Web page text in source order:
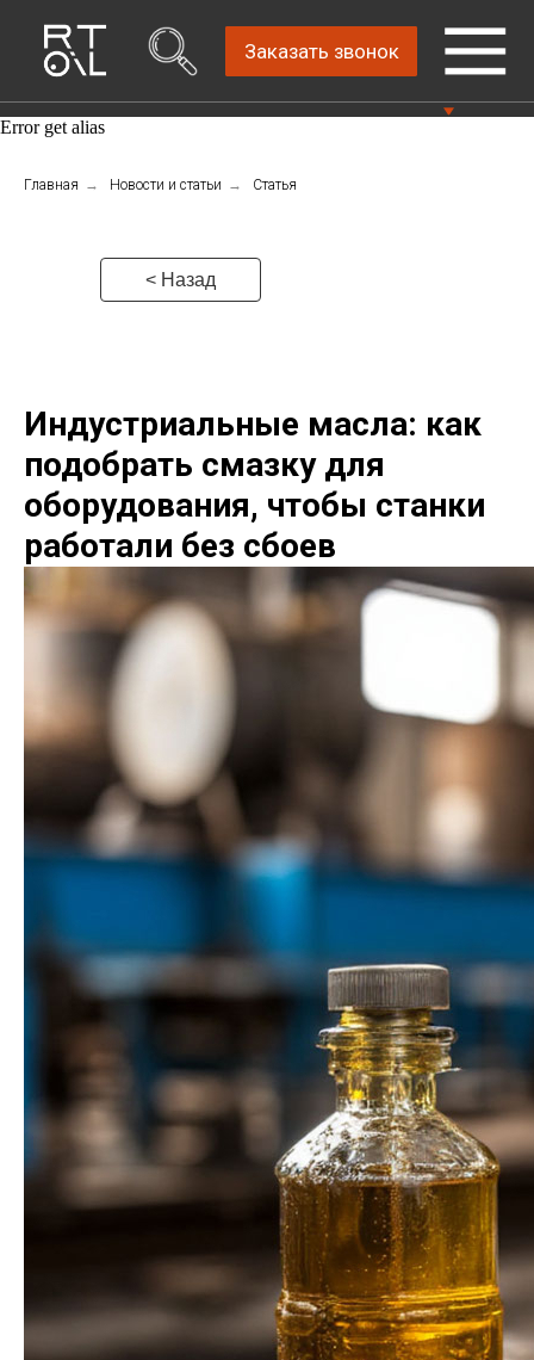
автомобильных масел
Консультации Пн-Пт: 9.00-18.00
Заказать звонок
Error get alias
Главная → Новости и статьи → Статья
< Назад
Индустриальные масла: как
подобрать смазку для
оборудования, чтобы станки
работали без сбоев